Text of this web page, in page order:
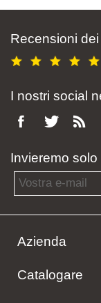
Recensioni
I nostri social
Invieremo
Email address
Azienda
Catalogare